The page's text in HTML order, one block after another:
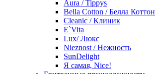
Aura / Tippys
Bella Cotton / Белла Коттон
Cleanic / Клиник
E`Vita
Lux/ Люкс
Nieznost / Нежность
SunDelight
Я самая, Nice!